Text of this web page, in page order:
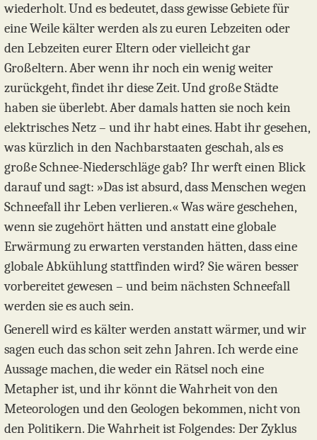
wiederholt. Und es bedeutet, dass gewisse Gebiete für
eine Weile kälter werden als zu euren Lebzeiten oder
den Lebzeiten eurer Eltern oder vielleicht gar
Großeltern. Aber wenn ihr noch ein wenig weiter
zurückgeht, findet ihr diese Zeit. Und große Städte
haben sie überlebt. Aber damals hatten sie noch kein
elektrisches Netz – und ihr habt eines. Habt ihr gesehen,
was kürzlich in den Nachbarstaaten geschah, als es
große Schnee-Niederschläge gab? Ihr werft einen Blick
darauf und sagt: »Das ist absurd, dass Menschen wegen
Schneefall ihr Leben verlieren.« Was wäre geschehen,
wenn sie zugehört hätten und anstatt eine globale
Erwärmung zu erwarten verstanden hätten, dass eine
globale Abkühlung stattfinden wird? Sie wären besser
vorbereitet gewesen – und beim nächsten Schneefall
werden sie es auch sein.
Generell wird es kälter werden anstatt wärmer, und wir
sagen euch das schon seit zehn Jahren. Ich werde eine
Aussage machen, die weder ein Rätsel noch eine
Metapher ist, und ihr könnt die Wahrheit von den
Meteorologen und den Geologen bekommen, nicht von
den Politikern. Die Wahrheit ist Folgendes: Der Zyklus